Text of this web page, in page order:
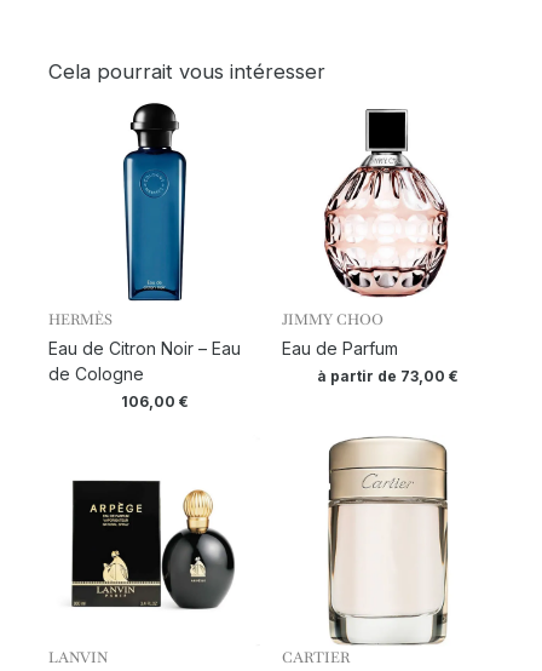
Cela pourrait vous intéresser
HERMÈS
Eau de Citron Noir – Eau
de Cologne
106,00 €
JIMMY CHOO
Eau de Parfum
à partir de 73,00 €
LANVIN CARTIER